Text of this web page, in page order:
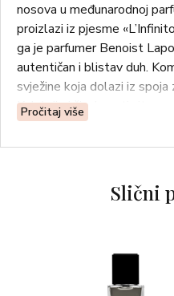
nosova u međunarodnoj
proizlazi iz pjesme
ga je parfumer Benoist
autentičan i blistav duh.
svježine koja dolazi iz
Kalabrije i živahnosti
i začinski tonovi kardamoma
prepoznatljiv karakter.
Pročitaj više
Slični